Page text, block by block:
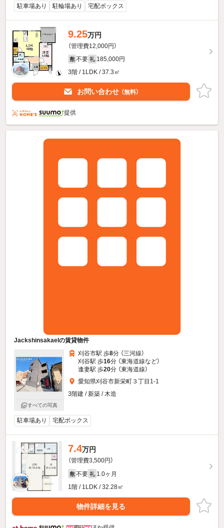
駐車場あり 駐輪場あり 宅配ボックス
9.25万円
（管理費12,000円）
敷 不要 礼 185,000円
3階 / 1LDK / 37.3㎡
お問い合わせ （無料）
提供
JackshinsakaeIの賃貸物件
すべての写真
刈谷市駅 歩8分 （三河線）
刈谷駅 歩16分 （東海道線など）
逢妻駅 歩20分 （東海道線）
愛知県刈谷市新栄町３丁目1-1
3階建 / 新築 / 木造
駐車場あり 宅配ボックス
7.4万円
（管理費3,500円）
敷 不要 礼 1.0ヶ月
1階 / 1LDK / 32.28㎡
物件詳細を見る